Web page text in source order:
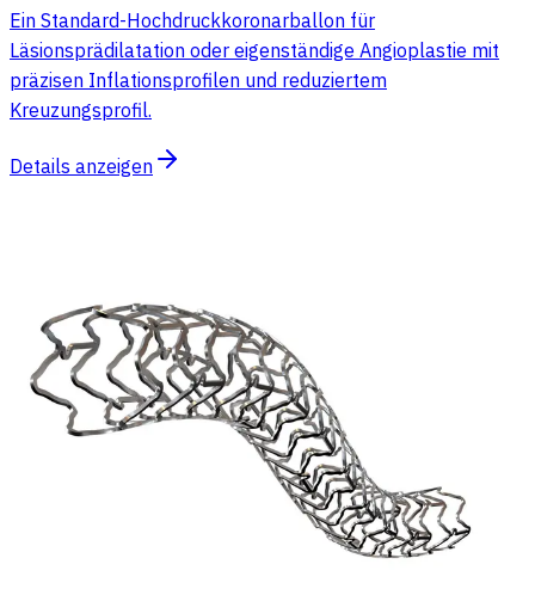
Ein Standard-Hochdruckkoronarballon für
Läsionsprädilatation oder eigenständige Angioplastie mit
präzisen Inflationsprofilen und reduziertem
Kreuzungsprofil.
Details anzeigen